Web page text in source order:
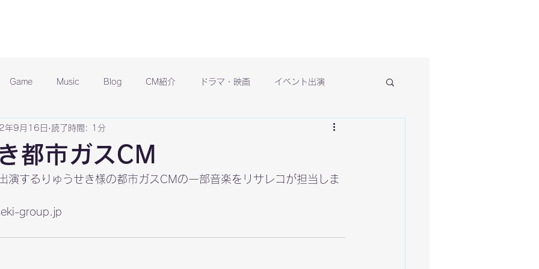
Game Music Blog CM紹介 ドラマ・映画 イベント出演
都市ガスCM
年9月16日 読了時間: 1分
演するりゅうせき様の都市ガスCMの一部音楽をリサレコが担当しま
group.jp